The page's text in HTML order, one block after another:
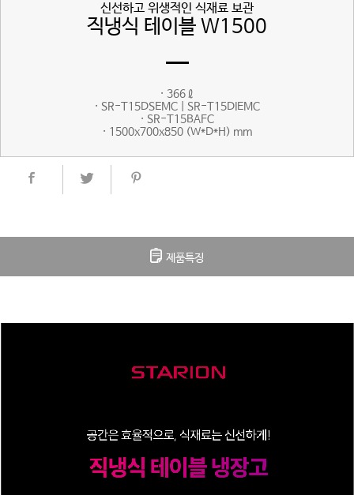
신선하고 위생적인 식재료 보관
직냉식 테이블 W1500
· 366ℓ
· SR-T15DSEMC | SR-T15DIEMC
· SR-T15BAFC
· 1500x700x850 (W*D*H) mm
제품특징